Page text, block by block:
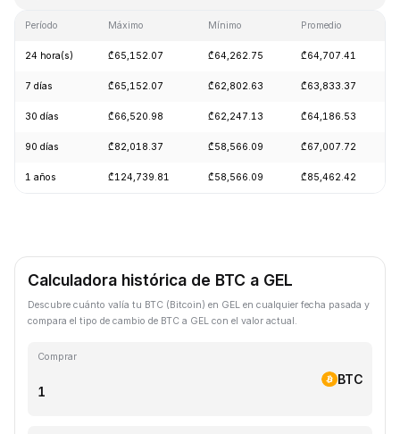
Período Máximo Mínimo Promedio
24 hora(s) ₾65,152.07 ₾64,262.75 ₾64,707.41
7 días ₾65,152.07 ₾62,802.63 ₾63,833.37
30 días ₾66,520.98 ₾62,247.13 ₾64,186.53
90 días ₾82,018.37 ₾58,566.09 ₾67,007.72
1 años ₾124,739.81 ₾58,566.09 ₾85,462.42
Calculadora histórica de BTC a GEL
Descubre cuánto valía tu BTC (Bitcoin) en GEL en cualquier fecha pasada y
compara el tipo de cambio de BTC a GEL con el valor actual.
Comprar
BTC